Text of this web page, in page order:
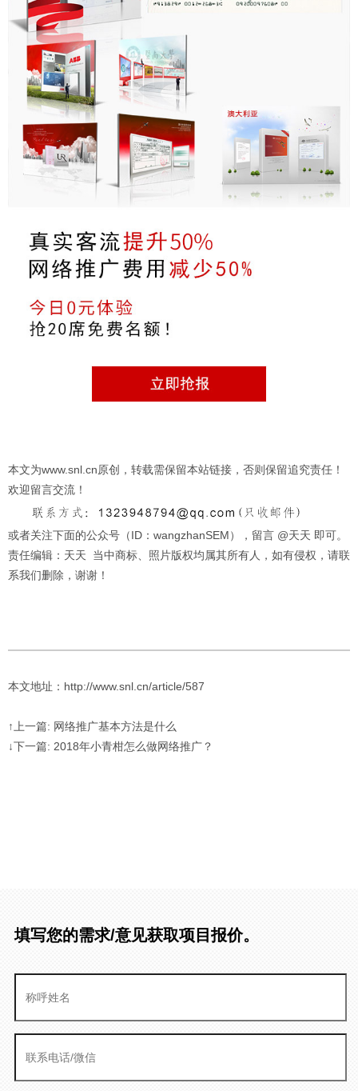
本文为www.snl.cn原创，转载需保留本站链接，否则保留追究责任！
欢迎留言交流！
或者关注下面的公众号（ID：wangzhanSEM），留言 @天天 即可。
责任编辑：天天 当中商标、照片版权均属其所有人，如有侵权，请联
系我们删除，谢谢！
本文地址：http://www.snl.cn/article/587
↑上一篇: 网络推广基本方法是什么
↓下一篇: 2018年小青柑怎么做网络推广？
填写您的需求/意见获取项目报价。